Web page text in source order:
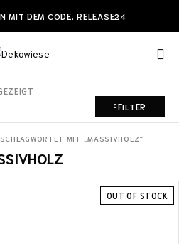
MIT DEM CODE: RELEASE24
FILTER
MIT „MASSIVHOLZ“
OUT OF STOCK